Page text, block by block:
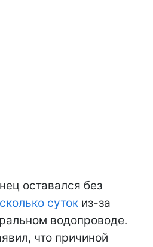
оставался без
суток из-за
водопроводе.
что причиной